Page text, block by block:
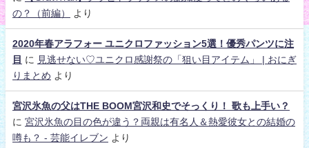
の？（前編）
より
2020年春アラフォー ユニクロファッション5選！優秀パンツに注
目 に
見逃せない♡ユニクロ感謝祭の「狙い目アイテム」 | おにぎ
りまとめ より
宮沢氷魚の父はTHE BOOM宮沢和史でそっくり！ 歌も上手い？
に 宮沢氷魚の目の色が違う？両親は有名人＆熱愛彼女との結婚の
噂も？ - 芸能イレブン より